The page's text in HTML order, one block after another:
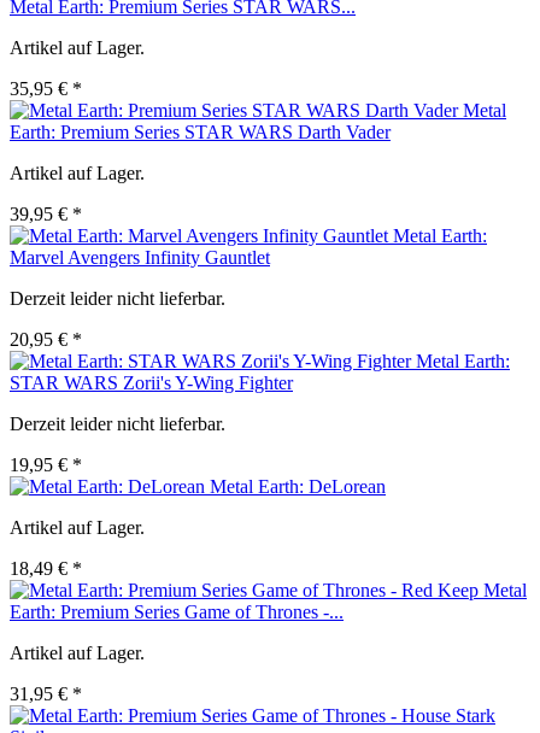
Metal Earth: Premium Series STAR WARS...
Artikel auf Lager.
35,95 € *
Metal
Earth: Premium Series STAR WARS Darth Vader
Artikel auf Lager.
39,95 € *
Metal Earth:
Marvel Avengers Infinity Gauntlet
Derzeit leider nicht lieferbar.
20,95 € *
Metal Earth:
STAR WARS Zorii's Y-Wing Fighter
Derzeit leider nicht lieferbar.
19,95 € *
Metal Earth: DeLorean
Artikel auf Lager.
18,49 € *
Metal
Earth: Premium Series Game of Thrones -...
Artikel auf Lager.
31,95 € *